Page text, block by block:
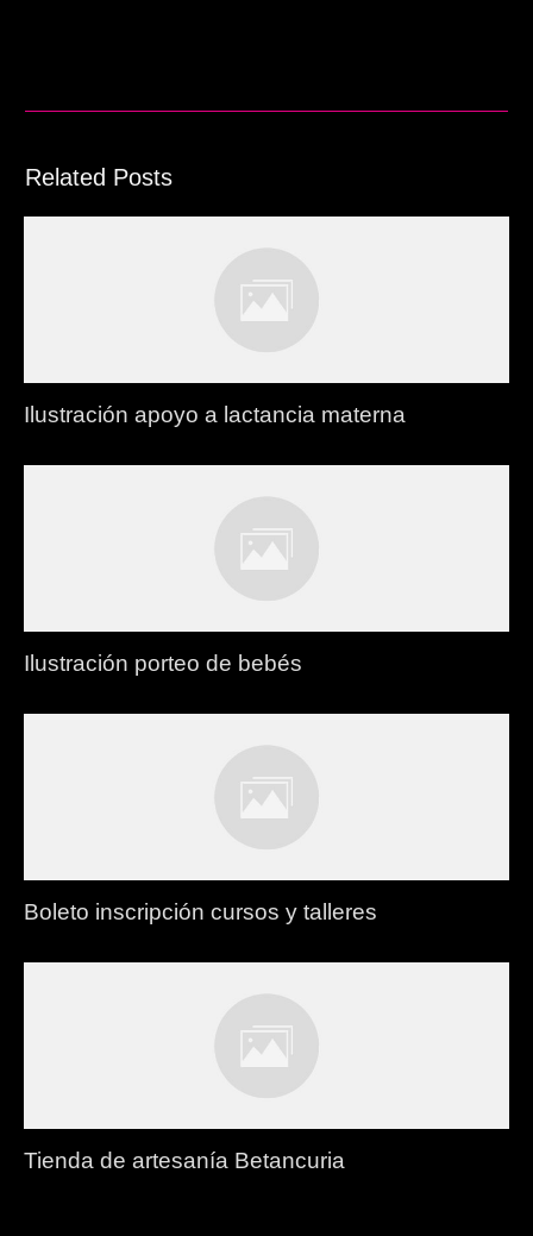
Related Posts
Ilustración apoyo a lactancia materna
Ilustración porteo de bebés
Boleto inscripción cursos y talleres
Tienda de artesanía Betancuria